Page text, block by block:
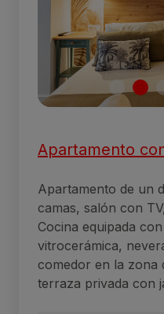
Apartamento
Apartamento de un
camas, salón con
Cocina equipada
vitrocerámica,
comedor en la zona
terraza privada con